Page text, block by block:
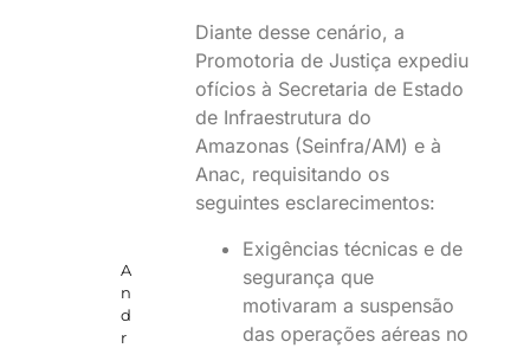
A
n
d
r
Diante desse cenário, a
Promotoria de Justiça expediu
ofícios à Secretaria de Estado
de Infraestrutura do
Amazonas (Seinfra/AM) e à
Anac, requisitando os
seguintes esclarecimentos:
Exigências técnicas e de
segurança que
motivaram a suspensão
das operações aéreas no